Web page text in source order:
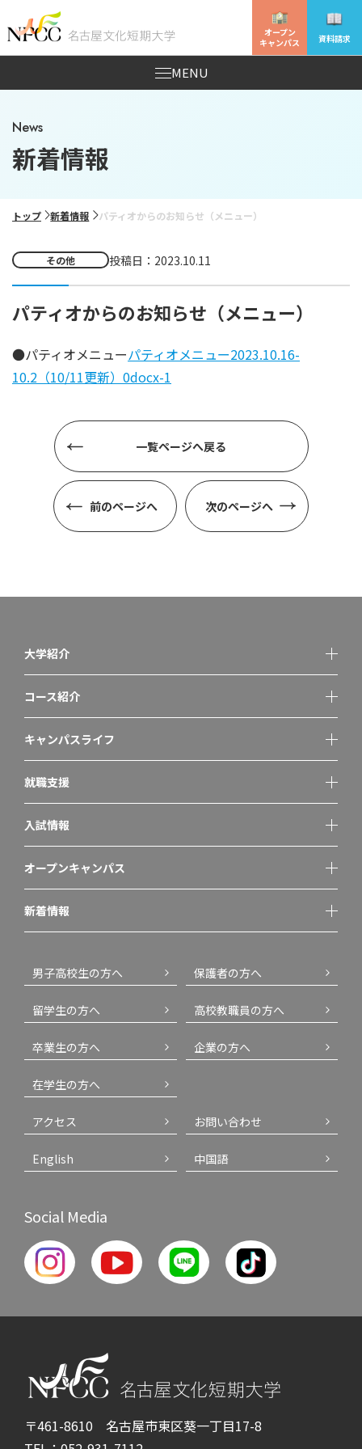
オープン
キャンパス
資料請求
MENU
News
新着情報
トップ 新着情報 パティオからのお知らせ（メニュー）
その他 投稿日：2023.10.11
パティオからのお知らせ（メニュー）
●パティオメニューパティオメニュー2023.10.16-
10.2（10/11更新）0docx-1
前のページへ
一覧ページへ戻る
次のページへ
大学紹介
コース紹介
キャンパスライフ
就職支援
入試情報
オープンキャンパス
新着情報
男子高校生の方へ 保護者の方へ
留学生の方へ 高校教職員の方へ
卒業生の方へ 企業の方へ
在学生の方へ
アクセス お問い合わせ
English 中国語
Social Media
〒461-8610 名古屋市東区葵一丁目17-8